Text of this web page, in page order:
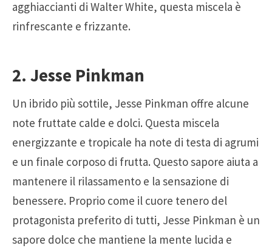
agghiaccianti di Walter White, questa miscela è
rinfrescante e frizzante.
2. Jesse Pinkman
Un ibrido più sottile, Jesse Pinkman offre alcune
note fruttate calde e dolci. Questa miscela
energizzante e tropicale ha note di testa di agrumi
e un finale corposo di frutta. Questo sapore aiuta a
mantenere il rilassamento e la sensazione di
benessere. Proprio come il cuore tenero del
protagonista preferito di tutti, Jesse Pinkman è un
sapore dolce che mantiene la mente lucida e